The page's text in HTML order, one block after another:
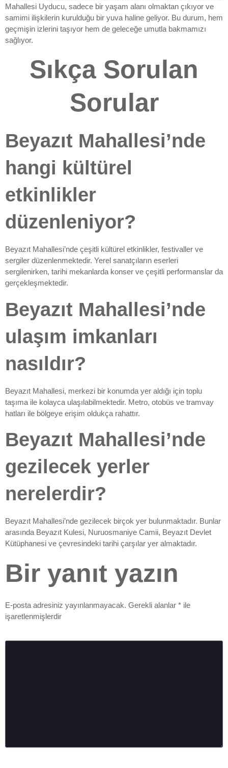
Mahallesi Uyducu, sadece bir yaşam alanı olmaktan çıkıyor ve
samimi ilişkilerin kurulduğu bir yuva haline geliyor. Bu durum, hem
geçmişin izlerini taşıyor hem de geleceğe umutla bakmamızı
sağlıyor.
Sıkça Sorulan
Sorular
Beyazıt Mahallesi’nde
hangi kültürel
etkinlikler
düzenleniyor?
Beyazıt Mahallesi’nde çeşitli kültürel etkinlikler, festivaller ve
sergiler düzenlenmektedir. Yerel sanatçıların eserleri
sergilenirken, tarihi mekanlarda konser ve çeşitli performanslar da
gerçekleşmektedir.
Beyazıt Mahallesi’nde
ulaşım imkanları
nasıldır?
Beyazıt Mahallesi, merkezi bir konumda yer aldığı için toplu
taşıma ile kolayca ulaşılabilmektedir. Metro, otobüs ve tramvay
hatları ile bölgeye erişim oldukça rahattır.
Beyazıt Mahallesi’nde
gezilecek yerler
nerelerdir?
Beyazıt Mahallesi’nde gezilecek birçok yer bulunmaktadır. Bunlar
arasında Beyazıt Kulesi, Nuruosmaniye Camii, Beyazıt Devlet
Kütüphanesi ve çevresindeki tarihi çarşılar yer almaktadır.
Bir yanıt yazın
E-posta adresiniz yayınlanmayacak. Gerekli alanlar * ile
işaretlenmişlerdir